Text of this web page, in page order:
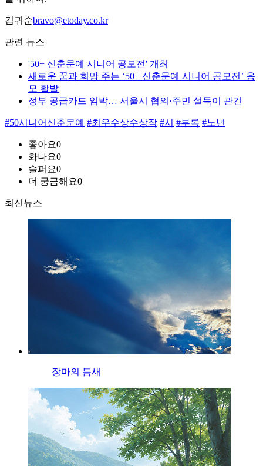
김귀순bravo@etoday.co.kr
관련 뉴스
'50+ 신춘문예 시니어 공모전' 개최
새로운 꿈과 희망 주는 ‘50+ 신춘문예 시니어 공모전’ 응
모 활발
정부 공급카드 임박… 서울시 협의·주민 설득이 관건
#50시니어신춘문예 #최우수상수상작 #시 #부록 #노년
좋아요0
화나요0
슬퍼요0
더 궁금해요0
최신뉴스
장마의 틈새